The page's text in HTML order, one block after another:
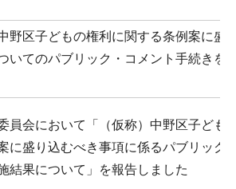
野区子どもの権利に関する条例案に盛
いてのパブリック・コメント手続きを
員会において「（仮称）中野区子ども
に盛り込むべき事項に係るパブリック
結果について」を報告しました